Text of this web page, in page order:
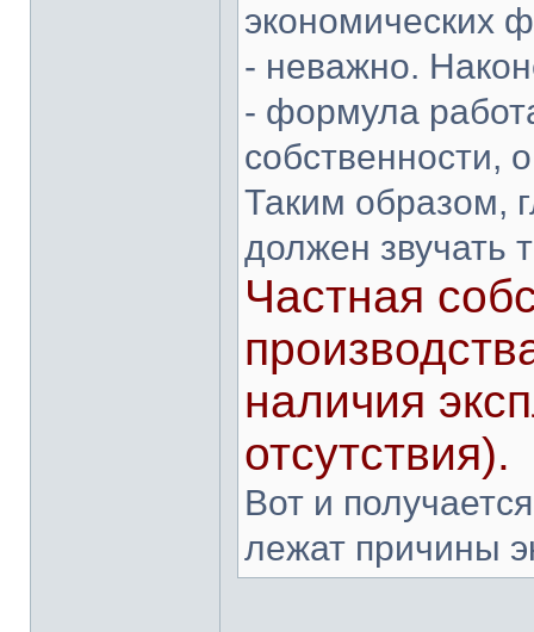
экономических
- неважно.
- формула
собственности,
Таким образом,
должен звучать
Частная
наличия
отсутствия).
Вот и
лежат причины